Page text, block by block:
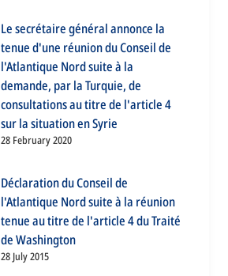
Le secrétaire général annonce la
tenue d'une réunion du Conseil de
l'Atlantique Nord suite à la
demande, par la Turquie, de
consultations au titre de l'article 4
sur la situation en Syrie
28 February 2020
Déclaration du Conseil de
l'Atlantique Nord suite à la réunion
tenue au titre de l'article 4 du Traité
de Washington
28 July 2015